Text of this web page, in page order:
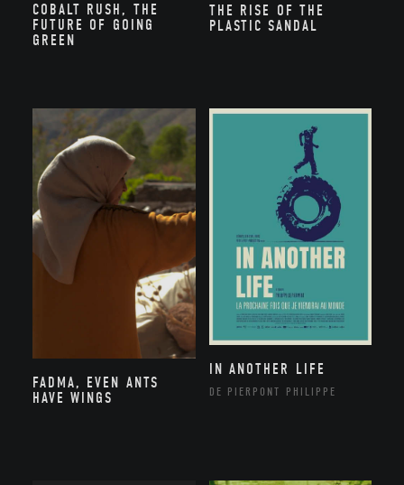
COBALT RUSH, THE
FUTURE OF GOING
GREEN
THE RISE OF THE
PLASTIC SANDAL
FADMA, EVEN ANTS
HAVE WINGS
IN ANOTHER LIFE
DE PIERPONT PHILIPPE